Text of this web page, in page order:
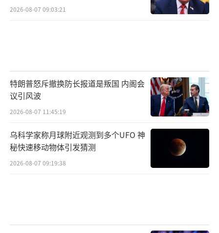
2026-08-07 09:03:21
特朗普怒斥撤换防长报道是叛国 内阁会
议引风波
2026-08-07 11:45:19
乌科学家称月球附近观测到多个UFO 神
秘快速移动物体引发猜测
2026-08-07 09:19:38